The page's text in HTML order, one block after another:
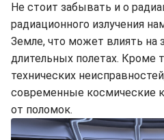
Не стоит забывать и о
радиационного излучения
Земле, что может влиять на
длительных полетах. Кроме
технических
современные космические
от поломок.